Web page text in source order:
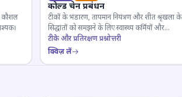
कौशल
कोल्ड चेन प्रबंधन
टीकों के भंडारण, तापमान नियंत्रण और शीत श्रृंखला के
सिद्धांतों को समझने के लिए स्वास्थ्य कर्मियों और
परीक्षार्थियों के लिए महत्वपूर्ण।
टीके और प्रतिरक्षण प्रश्नोत्तरी
क्विज़ लें